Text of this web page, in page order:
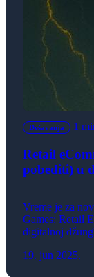
Dešavanja 1
Retail
pobediti) u
Vreme je za
Games: Retail
digitalnoj
najsnažniji
19. jun 2025.